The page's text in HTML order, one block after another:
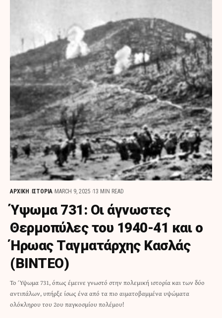
ΑΡΧΙΚΗ ΙΣΤΟΡΙΑ MARCH 9, 2025 13 MIN READ
Ύψωμα 731: Οι άγνωστες
Θερμοπύλες του 1940-41 και ο
Ήρωας Ταγματάρχης Κασλάς
(ΒΙΝΤΕΟ)
Το Ύψωμα 731, όπως έμεινε γνωστό στην πολεμική ιστορία και των δύο
αντιπάλων, υπήρξε ίσως ένα από τα πιο αιματοβαμμένα υψώματα
ολόκληρου του 2ου παγκοσμίου πολέμου!